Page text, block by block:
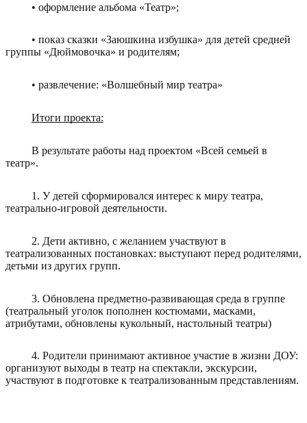
• оформление альбома «Театр»;
• показ сказки «Заюшкина избушка» для детей средней
группы «Дюймовочка» и родителям;
• развлечение: «Волшебный мир театра»
Итоги проекта:
В результате работы над проектом «Всей семьей в
театр».
1. У детей сформировался интерес к миру театра,
театрально-игровой деятельности.
2. Дети активно, с желанием участвуют в
театрализованных постановках: выступают перед родителями,
детьми из других групп.
3. Обновлена предметно-развивающая среда в группе
(театральный уголок пополнен костюмами, масками,
атрибутами, обновлены кукольный, настольный театры)
4. Родители принимают активное участие в жизни ДОУ:
организуют выходы в театр на спектакли, экскурсии,
участвуют в подготовке к театрализованным представлениям.